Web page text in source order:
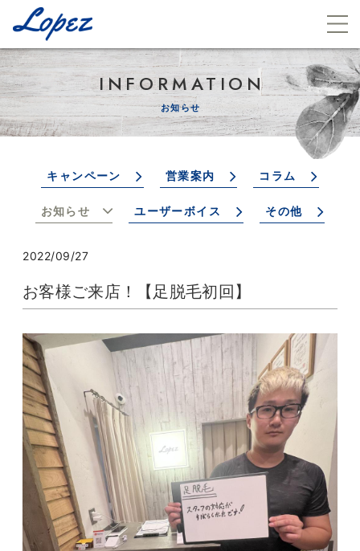
INFORMATION
お知らせ
キャンペーン 営業案内 コラム
お知らせ ユーザーボイス その他
2022/09/27
お客様ご来店！【足脱毛初回】